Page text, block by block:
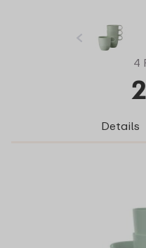
4
Details